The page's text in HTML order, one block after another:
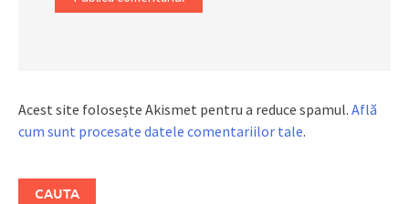
Acest site folosește Akismet pentru a reduce spamul. Află
cum sunt procesate datele comentariilor tale.
CAUTA